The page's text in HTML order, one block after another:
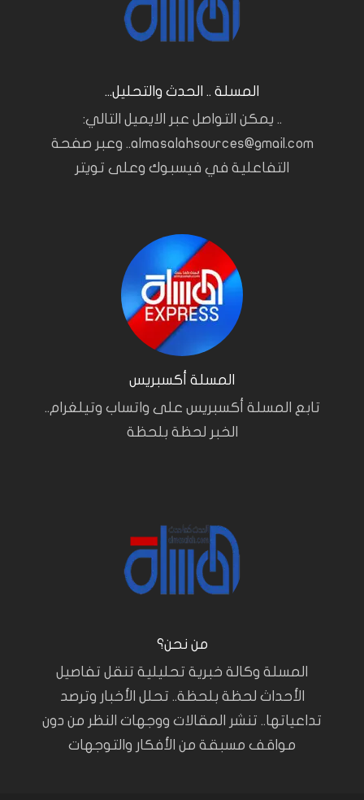
المسلة .. الحدث والتحليل...
.. يمكن التواصل عبر الايميل التالي:
almasalahsources@gmail.com.. وعبر صفحة
التفاعلية في فيسبوك وعلى تويتر
المسلة أكسبريس
تابع المسلة أكسبريس على واتساب وتيلغرام..
الخبر لحظة بلحظة
من نحن؟
المسلة وكالة خبرية تحليلية تنقل تفاصيل
الأحداث لحظة بلحظة.. تحلل الأخبار وترصد
تداعياتها.. تنشر المقالات ووجهات النظر من دون
مواقف مسبقة من الأفكار والتوجهات